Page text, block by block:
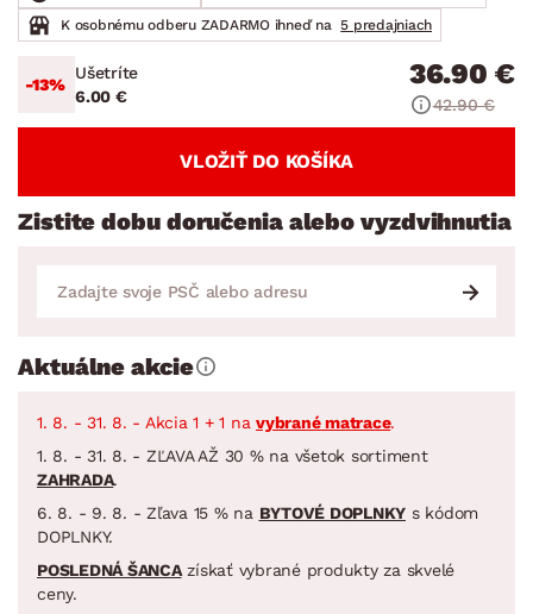
K osobnému odberu ZADARMO ihneď na 5 predajniach
-13%
Ušetríte
6.00 €
36.90 €
42.90 €
VLOŽIŤ DO KOŠÍKA
Zistite dobu doručenia alebo vyzdvihnutia
Aktuálne akcie
1. 8. - 31. 8. - Akcia 1 + 1 na vybrané matrace.
1. 8. - 31. 8. - ZĽAVA AŽ 30 % na všetok sortiment
ZAHRADA.
6. 8. - 9. 8. - Zľava 15 % na BYTOVÉ DOPLNKY s kódom
DOPLNKY.
POSLEDNÁ ŠANCAzískať vybrané produkty za skvelé
ceny.